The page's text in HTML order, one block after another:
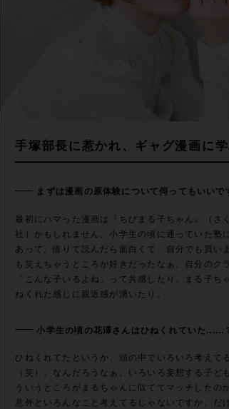
手塚部長に惹かれ、ギャグ漫画に
まずは漫画の原体験について伺ってもいいで
最初にハマった漫画は『ちびまる子ちゃん』（さ
社）かもしれません。小学生の頃に通っていた塾
あって。借りて読んだら面白くて、自分でも買い
も笑えちゃうところが好きだったなぁ。自分のク
「こんな子いるよね」って共感したり、まる子ち
ねくれた感じに親近感が湧いたり。
小学生の頃の花澤さんはひねくれていた......
ひねくれてたというか、頭の中でいろいろ考えて
（笑）。なんだろうなぁ。いろいろ妄想する子ど
ういうところがまるちゃんに似ててマッチしたの
意外といろんなこと考えてるじゃないですか。だ